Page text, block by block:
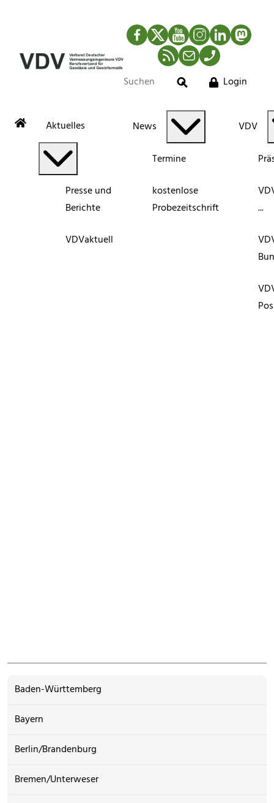
Facebook
TwitterYouTubeInstagram
LinkedIn
RSS-Newsfeed
MailTelefon
Suche
Login
Aktuelles
Presse und
Berichte
VDVaktuell
News
Termine
kostenlose
Probezeitschrift
VDV
...
Baden-Württemberg
Bayern
Berlin/Brandenburg
Bremen/Unterweser